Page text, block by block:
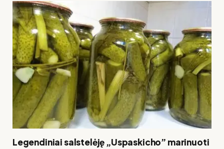
Legendiniai salstelėję „Uspaskicho” marinuoti